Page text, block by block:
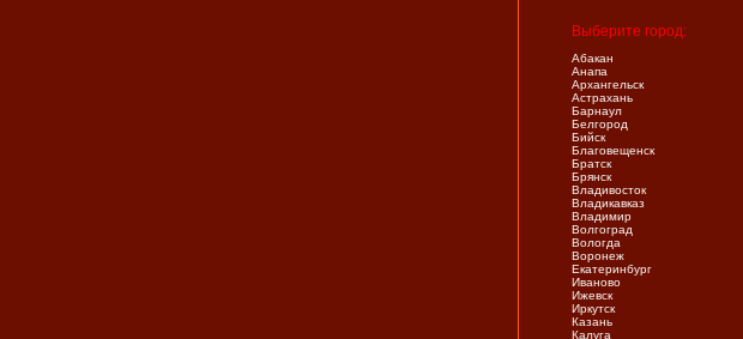
Выберите город:
Абакан
Анапа
Архангельск
Астрахань
Барнаул
Белгород
Бийск
Благовещенск
Братск
Брянск
Владивосток
Владикавказ
Владимир
Волгоград
Вологда
Воронеж
Екатеринбург
Иваново
Ижевск
Иркутск
Казань
Калуга